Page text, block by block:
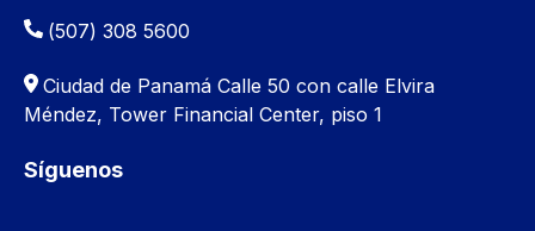
(507) 308 5600
Ciudad de Panamá Calle 50 con calle Elvira
Méndez, Tower Financial Center, piso 1
Síguenos